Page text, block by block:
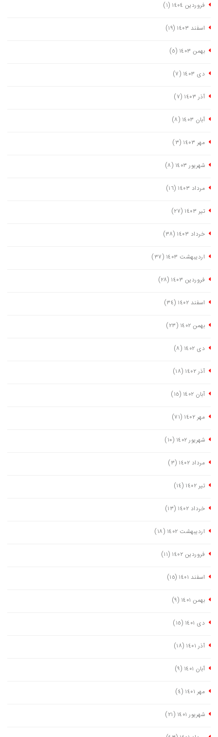
فروردین ١٤٠٤ (١)
اسفند ١٤٠٣ (١٩)
بهمن ١٤٠٣ (٥)
دی ١٤٠٣ (٧)
آذر ١٤٠٣ (٧)
آبان ١٤٠٣ (٨)
مهر ١٤٠٣ (٣)
شهریور ١٤٠٣ (٨)
مرداد ١٤٠٣ (١٦)
تیر ١٤٠٣ (٢٧)
خرداد ١٤٠٣ (٣٨)
اردیبهشت ١٤٠٣ (٣٧)
فروردین ١٤٠٣ (٢٨)
اسفند ١٤٠٢ (٣٤)
بهمن ١٤٠٢ (٢٣)
دی ١٤٠٢ (٨)
آذر ١٤٠٢ (١٨)
آبان ١٤٠٢ (١٥)
مهر ١٤٠٢ (٧١)
شهریور ١٤٠٢ (١٠)
مرداد ١٤٠٢ (٣)
تیر ١٤٠٢ (١٤)
خرداد ١٤٠٢ (١٣)
اردیبهشت ١٤٠٢ (١٨)
فروردین ١٤٠٢ (١١)
اسفند ١٤٠١ (١٥)
بهمن ١٤٠١ (٩)
دی ١٤٠١ (١٥)
آذر ١٤٠١ (١٨)
آبان ١٤٠١ (٩)
مهر ١٤٠١ (٤)
شهریور ١٤٠١ (٢١)